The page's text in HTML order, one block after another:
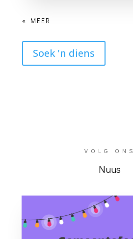
Soek 'n diens
VOLG ONS
Nuus